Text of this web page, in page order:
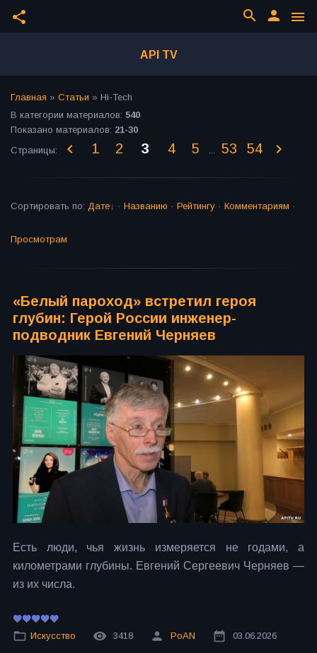
share menu
person
search
API TV
Главная » Статьи » Hi-Tech
В категории материалов: 540
Показано материалов: 21-30
Страницы: 1 2 3 4 5 ... 53 54
Сортировать по: Дате · Названию · Рейтингу · Комментариям ·
Просмотрам
«Белый пароход» встретил героя
глубин: Герой России инженер-
подводник Евгений Черняев
Есть люди, чья жизнь измеряется не годами, а
километрами глубины. Евгений Сергеевич Черняев —
из их числа.
Искусство 3418 PoAN 03.06.2026